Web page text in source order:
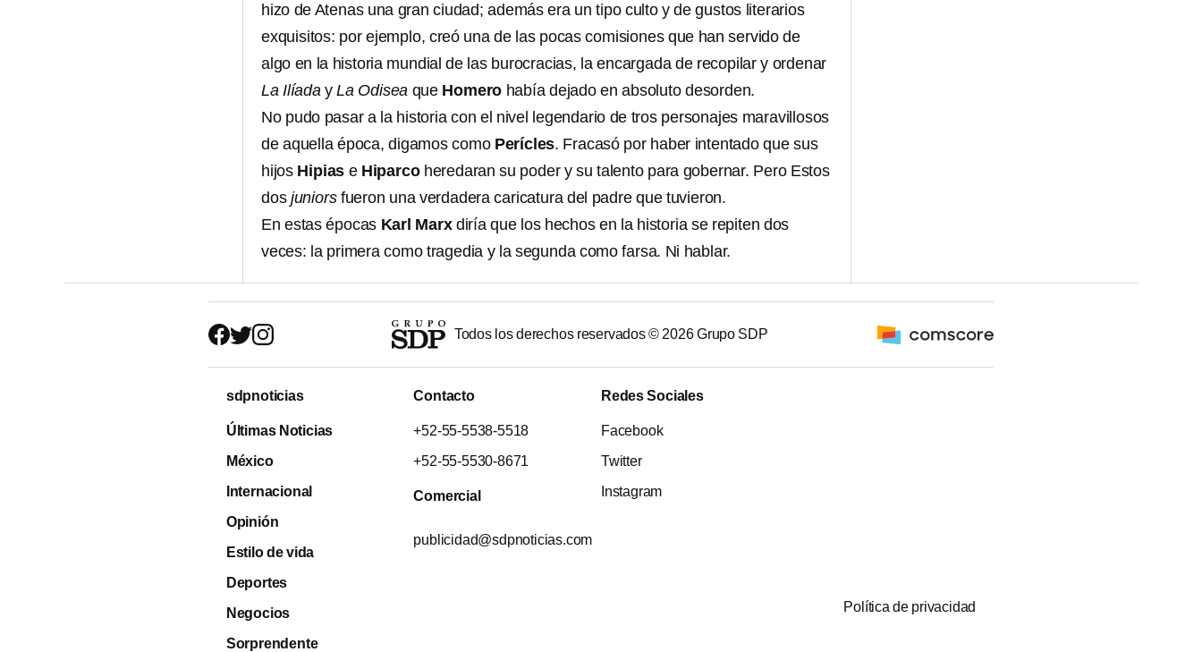
hizo de Atenas una gran ciudad; además era un tipo culto y de gustos literarios
exquisitos: por ejemplo, creó una de las pocas comisiones que han servido de
algo en la historia mundial de las burocracias, la encargada de recopilar y ordenar
La IlíadayLa Odisea que Homero había dejado en absoluto desorden.
No pudo pasar a la historia con el nivel legendario de tros personajes maravillosos
de aquella época, digamos como Perícles. Fracasó por haber intentado que sus
hijos Hipias eHiparcoheredaran su poder y su talento para gobernar. Pero Estos
dos juniorsfueron una verdadera caricatura del padre que tuvieron.
En estas épocas Karl Marxdiría que los hechos en la historia se repiten dos
veces: la primera como tragedia y la segunda como farsa. Ni hablar.
Todos los derechos reservados © 2026Grupo SDP
sdpnoticias
Últimas Noticias
México
Internacional
Opinión
Estilo de vida
Deportes
Negocios
Sorprendente
Contacto
+52-55-5538-5518
+52-55-5530-8671
Comercial
publicidad@sdpnoticias.com
Redes Sociales
Facebook
Twitter
Instagram
Política de privacidad